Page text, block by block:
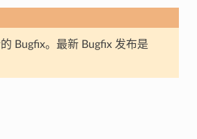
Bugfix。最新 Bugfix 发布是